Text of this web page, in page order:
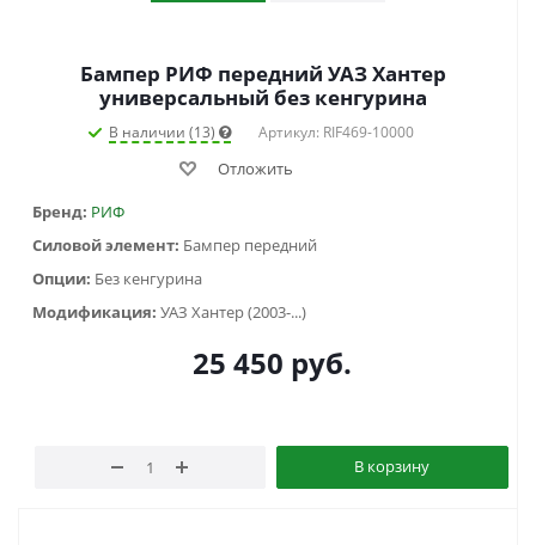
Бампер РИФ передний УАЗ Хантер
универсальный без кенгурина
В наличии (13) Артикул: RIF469-10000
Отложить
Бренд: РИФ
Силовой элемент: Бампер передний
Опции: Без кенгурина
Модификация: УАЗ Хантер (2003-...)
25 450 руб.
В корзину